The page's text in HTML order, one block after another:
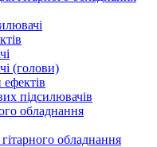
(голови)
ефектів
підсилювачів
обладнання
обладнання